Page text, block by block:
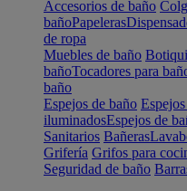
Accesorios de baño
bañoPapeleras
de ropa
Muebles de baño
bañoTocadores para
baño
Espejos de baño
iluminadosEspejos de
Sanitarios Bañeras
Grifería Grifos para
Seguridad de baño